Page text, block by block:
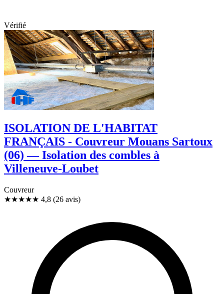
Vérifié
ISOLATION DE L'HABITAT
FRANÇAIS - Couvreur Mouans Sartoux
(06) — Isolation des combles à
Villeneuve-Loubet
Couvreur
★★★★★ 4,8 (26 avis)